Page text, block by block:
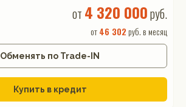
от 4 320 000руб.
от46 302 руб. в месяц
Обменять по Trade-IN
Купить в кредит